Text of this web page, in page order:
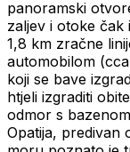
panoramski
zaljev i otoke čak
1,8 km zračne
automobilom
koji se bave
htjeli izgraditi
odmor s
Opatija, predivan